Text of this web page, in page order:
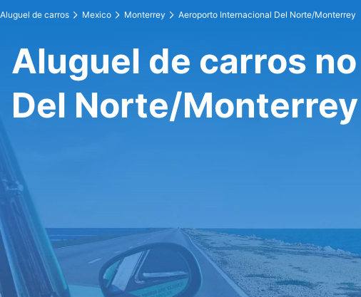
Aluguel de carros Mexico Monterrey Aeroporto Internacional Del Norte/Monterrey
Aluguel de carros
Del Norte/Monterrey